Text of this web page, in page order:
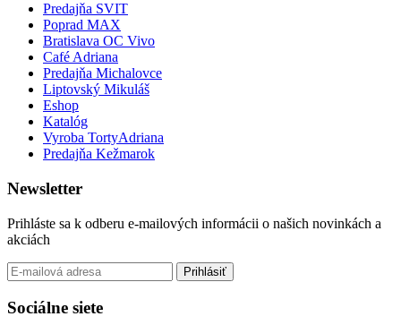
Predajňa SVIT
Poprad MAX
Bratislava OC Vivo
Café Adriana
Predajňa Michalovce
Liptovský Mikuláš
Eshop
Katalóg
Vyroba TortyAdriana
Predajňa Kežmarok
Newsletter
Prihláste sa k odberu e-mailových informácii o našich novinkách a
akciách
Prihlásiť
Sociálne siete